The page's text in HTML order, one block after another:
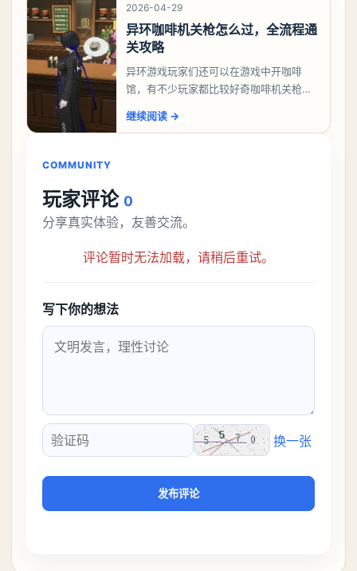
2026-04-29
异环咖啡机关枪怎么过，全流程通
关攻略
异环游戏玩家们还可以在游戏中开咖啡
馆，有不少玩家都比较好奇咖啡机关枪应
机关枪攻略。异环咖啡机关枪怎么过一、
继续阅读 →
COMMUNITY
玩家评论 0
分享真实体验，友善交流。
评论暂时无法加载，请稍后重试。
写下你的想法
验证码
换一张
发布评论